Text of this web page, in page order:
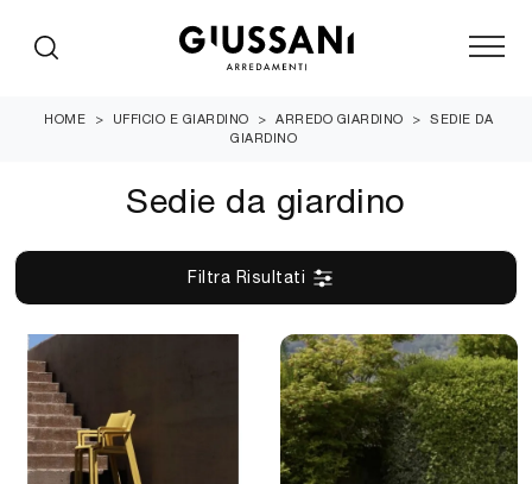
HOME > UFFICIO E GIARDINO > ARREDO GIARDINO >
SEDIE DA
GIARDINO
Sedie da giardino
Filtra Risultati